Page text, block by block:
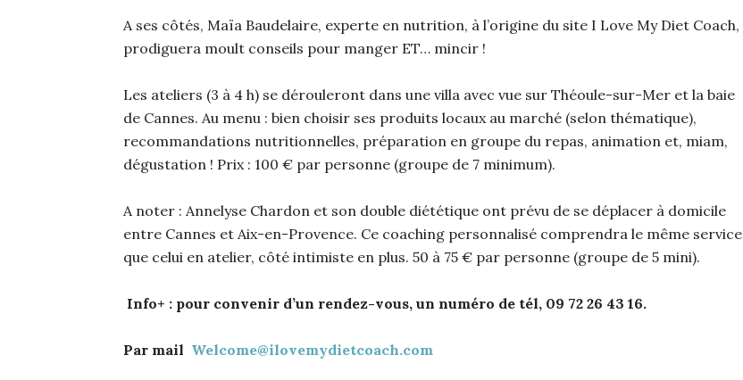
A ses côtés, Maïa Baudelaire, experte en nutrition, à l’origine du site I Love My Diet Coach,
prodiguera moult conseils pour manger ET… mincir !
Les ateliers (3 à 4 h) se dérouleront dans une villa avec vue sur Théoule-sur-Mer et la baie
de Cannes. Au menu : bien choisir ses produits locaux au marché (selon thématique),
recommandations nutritionnelles, préparation en groupe du repas, animation et, miam,
dégustation ! Prix : 100 € par personne (groupe de 7 minimum).
A noter : Annelyse Chardon et son double diététique ont prévu de se déplacer à domicile
entre Cannes et Aix-en-Provence. Ce coaching personnalisé comprendra le même service
que celui en atelier, côté intimiste en plus. 50 à 75 € par personne (groupe de 5 mini).
Info+ : pour convenir d’un rendez-vous, un numéro de tél, 09 72 26 43 16.
Par mail Welcome@ilovemydietcoach.com